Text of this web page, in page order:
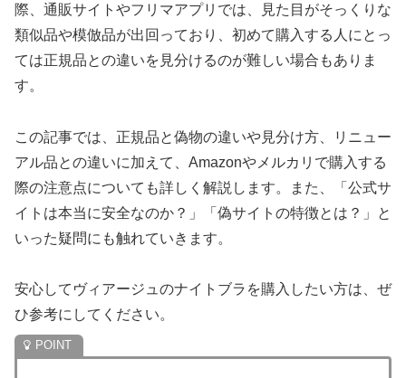
際、通販サイトやフリマアプリでは、見た目がそっくりな
類似品や模倣品が出回っており、初めて購入する人にとっ
ては正規品との違いを見分けるのが難しい場合もありま
す。
この記事では、正規品と偽物の違いや見分け方、リニュー
アル品との違いに加えて、Amazonやメルカリで購入する
際の注意点についても詳しく解説します。また、「公式サ
イトは本当に安全なのか？」「偽サイトの特徴とは？」と
いった疑問にも触れていきます。
安心してヴィアージュのナイトブラを購入したい方は、ぜ
ひ参考にしてください。